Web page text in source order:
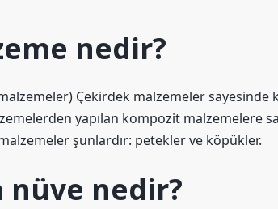
nedir?
Çekirdek malzemeler sayesinde
yapılan kompozit malzemelere
şunlardır: petekler ve köpükler.
nüve nedir?